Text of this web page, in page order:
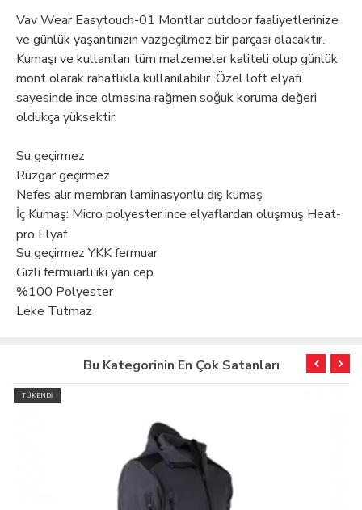
Vav Wear Easytouch-01 Montlar outdoor faaliyetlerinize
ve günlük yaşantınızın vazgeçilmez bir parçası olacaktır.
Kumaşı ve kullanılan tüm malzemeler kaliteli olup günlük
mont olarak rahatlıkla kullanılabilir. Özel loft elyafı
sayesinde ince olmasına rağmen soğuk koruma değeri
oldukça yüksektir.
Su geçirmez
Rüzgar geçirmez
Nefes alır membran laminasyonlu dış kumaş
İç Kumaş: Micro polyester ince elyaflardan oluşmuş Heat-
pro Elyaf
Su geçirmez YKK fermuar
Gizli fermuarlı iki yan cep
%100 Polyester
Leke Tutmaz
Bu Kategorinin En Çok Satanları
TÜKENDİ